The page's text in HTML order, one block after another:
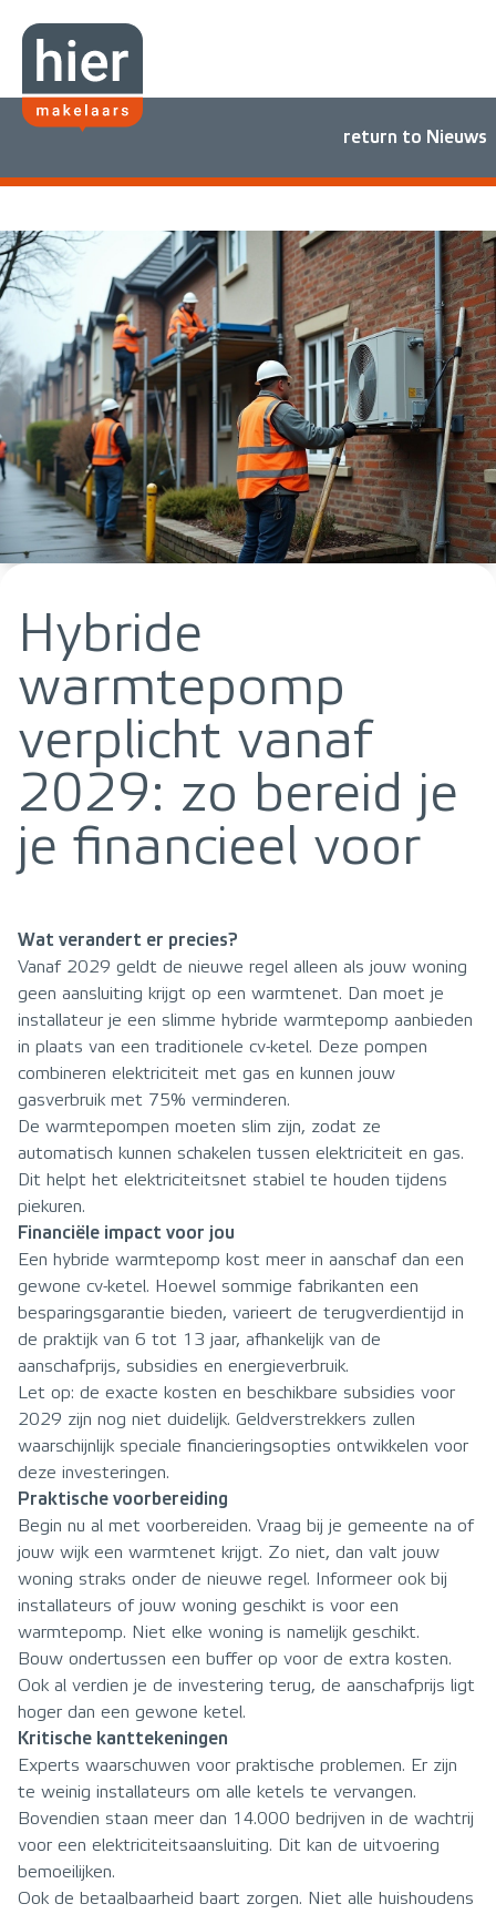
return to Nieuws
Hybride
warmtepomp
verplicht vanaf
2029: zo bereid je
je financieel voor
Wat verandert er precies?
Vanaf 2029 geldt de nieuwe regel alleen als jouw woning
geen aansluiting krijgt op een warmtenet. Dan moet je
installateur je een slimme hybride warmtepomp aanbieden
in plaats van een traditionele cv-ketel. Deze pompen
combineren elektriciteit met gas en kunnen jouw
gasverbruik met 75% verminderen.
De warmtepompen moeten slim zijn, zodat ze
automatisch kunnen schakelen tussen elektriciteit en gas.
Dit helpt het elektriciteitsnet stabiel te houden tijdens
piekuren.
Financiële impact voor jou
Een hybride warmtepomp kost meer in aanschaf dan een
gewone cv-ketel. Hoewel sommige fabrikanten een
besparingsgarantie bieden, varieert de terugverdientijd in
de praktijk van 6 tot 13 jaar, afhankelijk van de
aanschafprijs, subsidies en energieverbruik.
Let op: de exacte kosten en beschikbare subsidies voor
2029 zijn nog niet duidelijk. Geldverstrekkers zullen
waarschijnlijk speciale financieringsopties ontwikkelen voor
deze investeringen.
Praktische voorbereiding
Begin nu al met voorbereiden. Vraag bij je gemeente na of
jouw wijk een warmtenet krijgt. Zo niet, dan valt jouw
woning straks onder de nieuwe regel. Informeer ook bij
installateurs of jouw woning geschikt is voor een
warmtepomp. Niet elke woning is namelijk geschikt.
Bouw ondertussen een buffer op voor de extra kosten.
Ook al verdien je de investering terug, de aanschafprijs ligt
hoger dan een gewone ketel.
Kritische kanttekeningen
Experts waarschuwen voor praktische problemen. Er zijn
te weinig installateurs om alle ketels te vervangen.
Bovendien staan meer dan 14.000 bedrijven in de wachtrij
voor een elektriciteitsaansluiting. Dit kan de uitvoering
bemoeilijken.
Ook de betaalbaarheid baart zorgen. Niet alle huishoudens